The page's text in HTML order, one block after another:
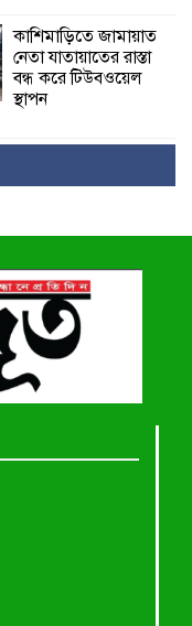
কাশিমাড়িতে জামায়াত
নেতা যাতায়াতের রাস্তা
বন্ধ করে টিউবওয়েল
স্থাপন